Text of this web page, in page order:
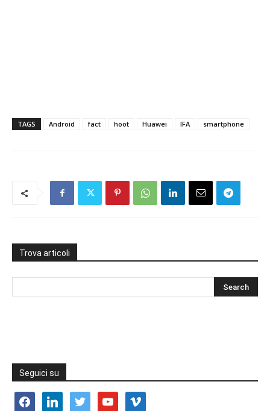
TAGS Android fact hoot Huawei IFA smartphone
Trova articoli
Seguici su
facebooklinkedin twitter youtube vimeo